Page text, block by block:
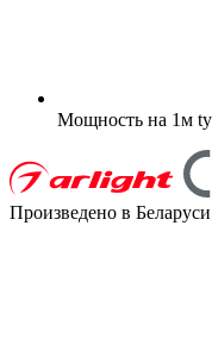
Мощность на 1м
Произведено в Беларуси